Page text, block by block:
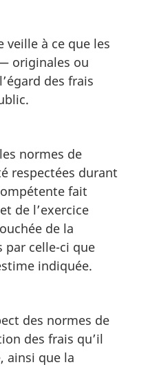
veille à ce que les
originales ou
des frais
normes de
respectées durant
fait
de l’exercice
de la
par celle-ci que
indiquée.
des normes de
des frais qu’il
ainsi que la